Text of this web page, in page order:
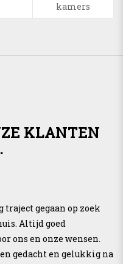
kamers
KLANTEN
gegaan op zoek
Altijd goed
ons en onze wensen.
gedacht en gelukkig na